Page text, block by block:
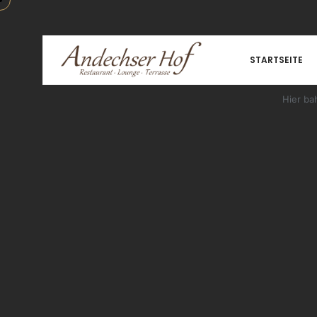
STARTSEITE
Hier